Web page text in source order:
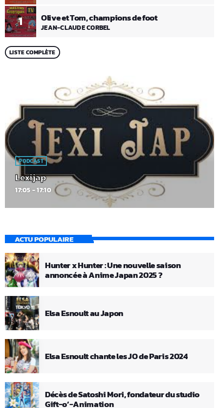
1 Olive et Tom, champions de foot
JEAN-CLAUDE CORBEL
LISTE COMPLÈTE
PODCAST
Lexijap
17:05 - 17:10
ACTU POPULAIRE
Hunter x Hunter : Une nouvelle saison
annoncée à Anime Japan 2025 ?
Elsa Esnoult au Japon
Elsa Esnoult chante les JO de Paris 2024
Décès de Satoshi Mori, fondateur du studio
Gift-o’-Animation